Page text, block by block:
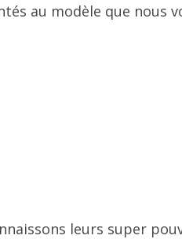
au modèle que nous
leurs super